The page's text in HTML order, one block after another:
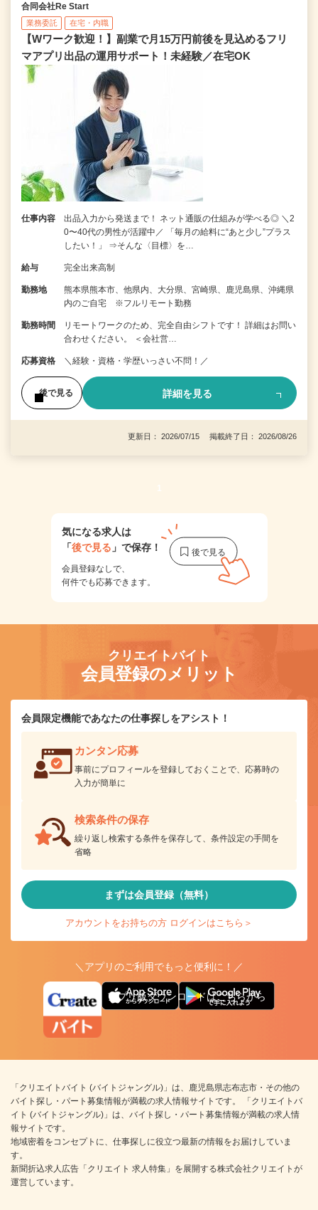
合同会社Re Start
業務委託 在宅・内職
【Wワーク歓迎！】副業で月15万円前後を見込めるフリ
マアプリ出品の運用サポート！未経験／在宅OK
仕事内容
出品入力から発送まで！ ネット通販の仕組みが学べる◎ ＼2
0〜40代の男性が活躍中／ 「毎月の給料に“あと少し”プラス
したい！」 ⇒そんな〈目標〉を…
給与 完全出来高制
勤務地
熊本県熊本市、他県内、大分県、宮崎県、鹿児島県、沖縄県
内のご自宅 ※フルリモート勤務
勤務時間
リモートワークのため、完全自由シフトです！ 詳細はお問い
合わせください。 ＜会社営…
応募資格 ＼経験・資格・学歴いっさい不問！／
後で見る 詳細を見る
更新日： 2026/07/15 掲載終了日： 2026/08/26
1
気になる求人は
「後で見る 」で保存！
会員登録なしで、
何件でも応募できます。
クリエイトバイト
会員登録のメリット
会員限定機能であなたの仕事探しをアシスト！
カンタン応募
事前にプロフィールを登録しておくことで、応募時の
入力が簡単に
検索条件の保存
繰り返し検索する条件を保存して、条件設定の手間を
省略
まずは会員登録（無料）
アカウントをお持ちの方 ログインはこちら＞
＼アプリのご利用でもっと便利に！／
アプリ版ダウンロードはこちらから
「クリエイトバイト (バイトジャングル)」は、鹿児島県志布志市・その他の
バイト探し・パート募集情報が満載の求人情報サイトです。 「クリエイトバ
イト (バイトジャングル)」は、バイト探し・パート募集情報が満載の求人情
報サイトです。
地域密着をコンセプトに、仕事探しに役立つ最新の情報をお届けしていま
す。
新聞折込求人広告「クリエイト 求人特集」を展開する株式会社クリエイトが
運営しています。